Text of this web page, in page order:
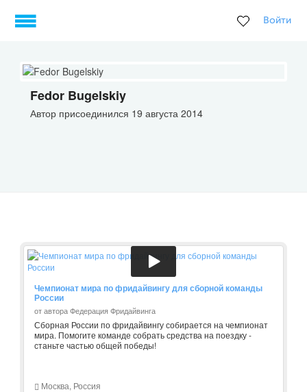
Войти
Fedor Bugelskiy
Автор присоединился 19 августа 2014
Чемпионат мира по фридайвингу для сборной команды
России
от автора Федерация Фридайвинга
Сборная России по фридайвингу собирается на чемпионат
мира. Помогите команде собрать средства на поездку -
станьте частью общей победы!
Москва, Россия